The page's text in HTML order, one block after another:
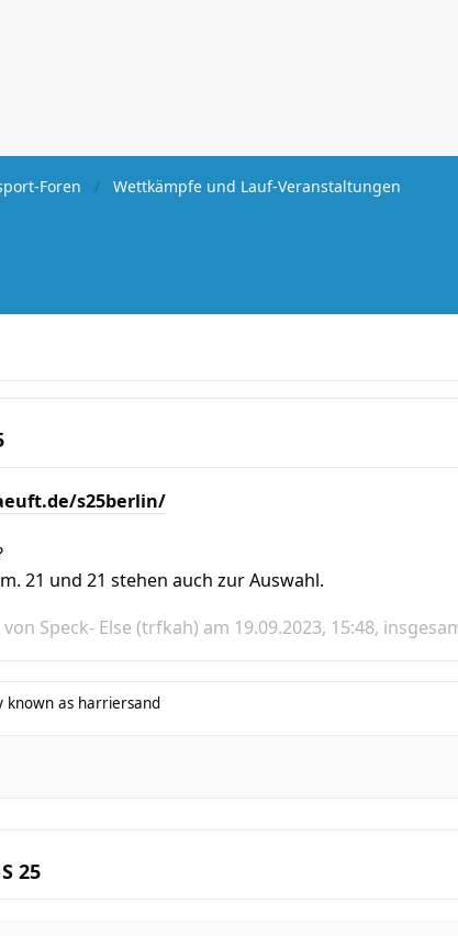
Foren Wettkämpfe und Lauf-Veranstaltungen
s25berlin/
21 und 21 stehen auch zur Auswahl.
Speck- Else (trfkah) am 19.09.2023, 15:48,
as harriersand
25